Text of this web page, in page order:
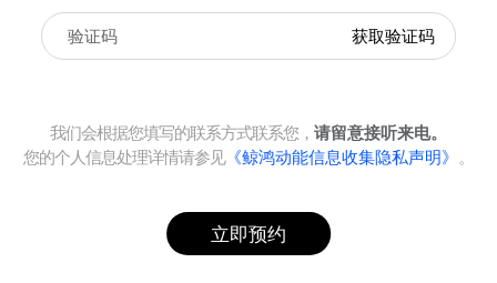
获取验证码
我们会根据您填写的联系方式联系您， 请留意接听来电。
您的个人信息处理详情请参见《鲸鸿动能信息收集隐私声明》 。
立即预约